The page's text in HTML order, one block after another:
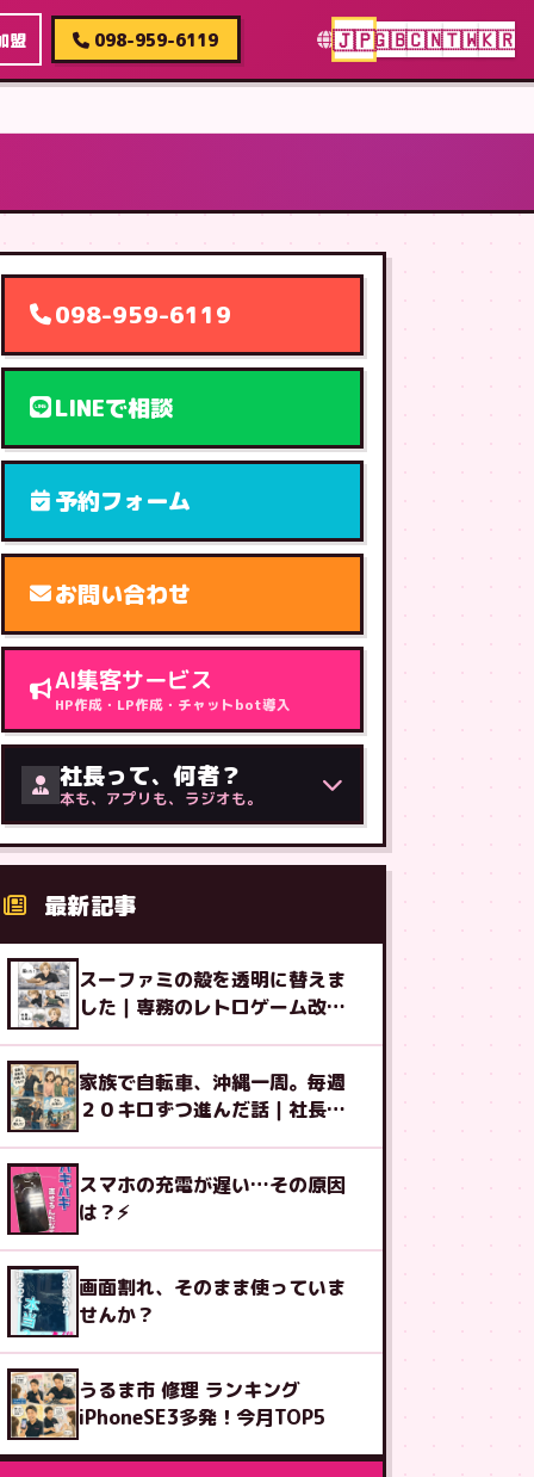
盟 098-959-6119 🇯🇵🇬🇧🇨🇳🇹🇼🇰🇷
098-959-6119
LINEで相談
予約フォーム
お問い合わせ
AI集客サービス
HP作成・LP作成・チャットbot導入
社長って、何者？
本も、アプリも、ラジオも。
最新記事
スーファミの殻を透明に替えま
した｜専務のレトロゲーム改造
家族で自転車、沖縄一周。毎週
２０キロずつ進んだ話｜社長ブ
スマホの充電が遅い…その原因
は？⚡
画面割れ、そのまま使っていま
せんか？
うるま市 修理 ランキング
iPhoneSE3多発！今月TOP5